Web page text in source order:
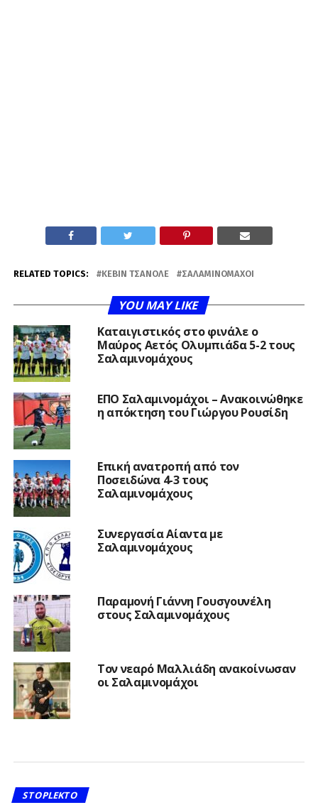
RELATED TOPICS: ΚΈΒΙΝ ΤΣΑΝΟΛΈ ΣΑΛΑΜΙΝΟΜΆΧΟΙ
YOU MAY LIKE
Καταιγιστικός στο φινάλε ο
Μαύρος Αετός Ολυμπιάδα 5-2 τους
Σαλαμινομάχους
ΕΠΟ Σαλαμινομάχοι – Ανακοινώθηκε
η απόκτηση του Γιώργου Ρουσίδη
Επική ανατροπή από τον
Ποσειδώνα 4-3 τους
Σαλαμινομάχους
Συνεργασία Αίαντα με
Σαλαμινομάχους
Παραμονή Γιάννη Γουσγουνέλη
στους Σαλαμινομάχους
Τον νεαρό Μαλλιάδη ανακοίνωσαν
οι Σαλαμινομάχοι
STOPLEKTO